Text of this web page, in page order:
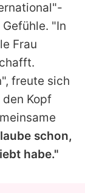
Gefühle. "In
Frau
freute sich
Kopf
schon,
habe."